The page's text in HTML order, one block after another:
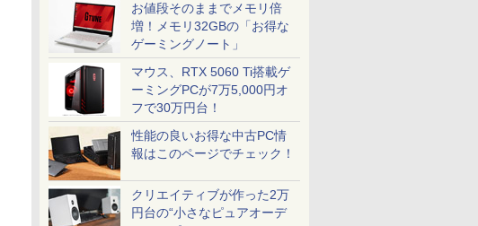
お値段そのままでメモリ倍
増！メモリ32GBの「お得な
ゲーミングノート」
マウス、RTX 5060 Ti搭載ゲ
ーミングPCが7万5,000円オ
フで30万円台！
性能の良いお得な中古PC情
報はこのページでチェック！
クリエイティブが作った2万
円台の“小さなピュアオーデ